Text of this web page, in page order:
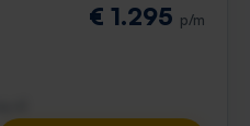
€ 1.295 p/m